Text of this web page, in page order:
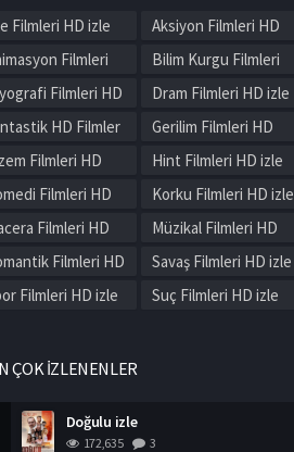
Filmleri HD izle
Aksiyon Filmleri HD
izle
Filmleri
izle
Bilim Kurgu Filmleri
HD izle
Filmleri HD
Dram Filmleri HD izle
HD Filmler
Gerilim Filmleri HD
izle
Filmleri HD
Hint Filmleri HD izle
Filmleri HD
Korku Filmleri HD izle
Filmleri HD
Müzikal Filmleri HD
izle
Filmleri HD
Savaş Filmleri HD izle
Filmleri HD izle
Suç Filmleri HD izle
Filmleri HD izle
ÇOK İZLENENLER
Doğulu izle
172,635 3